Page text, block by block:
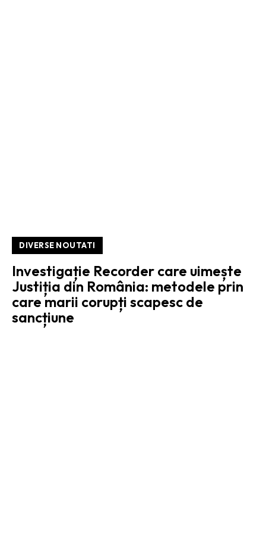
DIVERSE NOUTATI
Investigație Recorder care uimește
Justiția din România: metodele prin
care marii corupți scapesc de
sancțiune